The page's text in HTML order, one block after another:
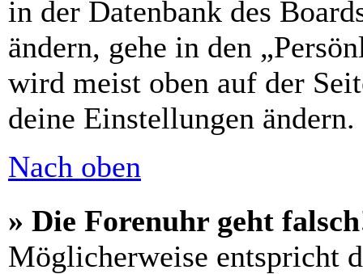
in der Datenbank des
ändern, gehe in den
wird meist oben auf der
deine Einstellungen ändern.
Nach oben
» Die Forenuhr geht
Möglicherweise entspricht